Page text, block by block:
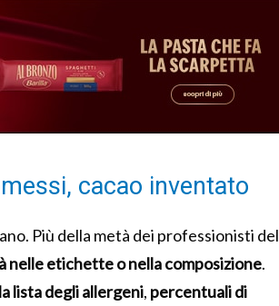
cacao inventato
Più della metà dei professionisti del
nelle etichette o nella composizione.
lista degli allergeni, percentuali di